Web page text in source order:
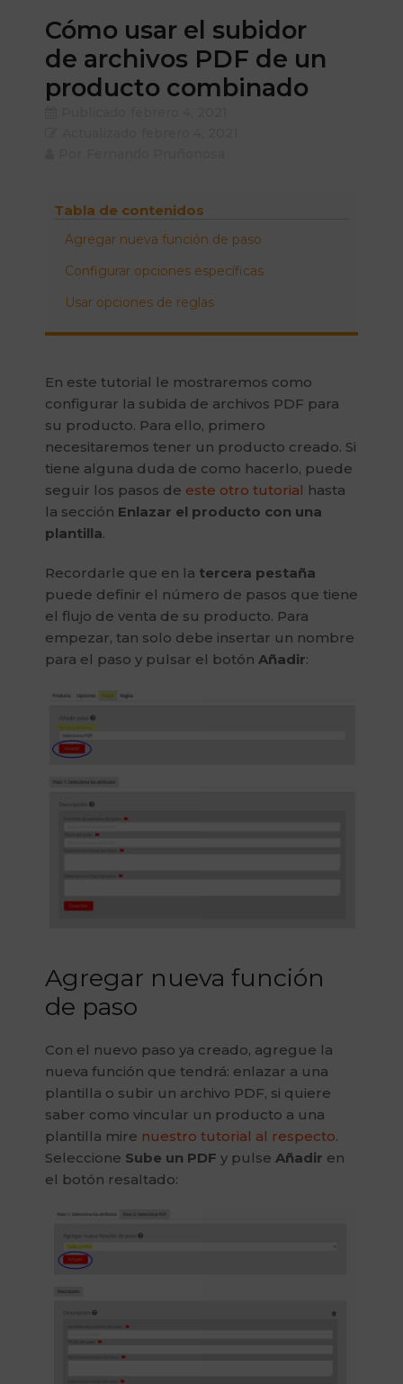
Cómo usar el subidor
de archivos PDF de un
producto combinado
Tabla de contenidos
Agregar nueva función de paso
Configurar opciones específicas
Usar opciones de reglas
En este tutorial le mostraremos como
configurar la subida de archivos PDF para
su producto. Para ello, primero
necesitaremos tener un producto creado. Si
tiene alguna duda de como hacerlo, puede
seguir los pasos de este otro tutorial hasta
la sección Enlazar el producto con una
plantilla.
Recordarle que en la tercera pestaña
puede definir el número de pasos que tiene
el flujo de venta de su producto. Para
empezar, tan solo debe insertar un nombre
para el paso y pulsar el botón Añadir:
Agregar nueva función
de paso
Con el nuevo paso ya creado, agregue la
nueva función que tendrá: enlazar a una
plantilla o subir un archivo PDF, si quiere
saber como vincular un producto a una
plantilla mire nuestro tutorial al respecto.
Seleccione Sube un PDF y pulse Añadir en
el botón resaltado: